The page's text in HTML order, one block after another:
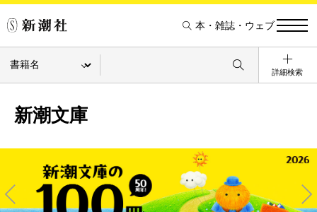
本・雑誌・ウェブ
詳細検索
新潮文庫